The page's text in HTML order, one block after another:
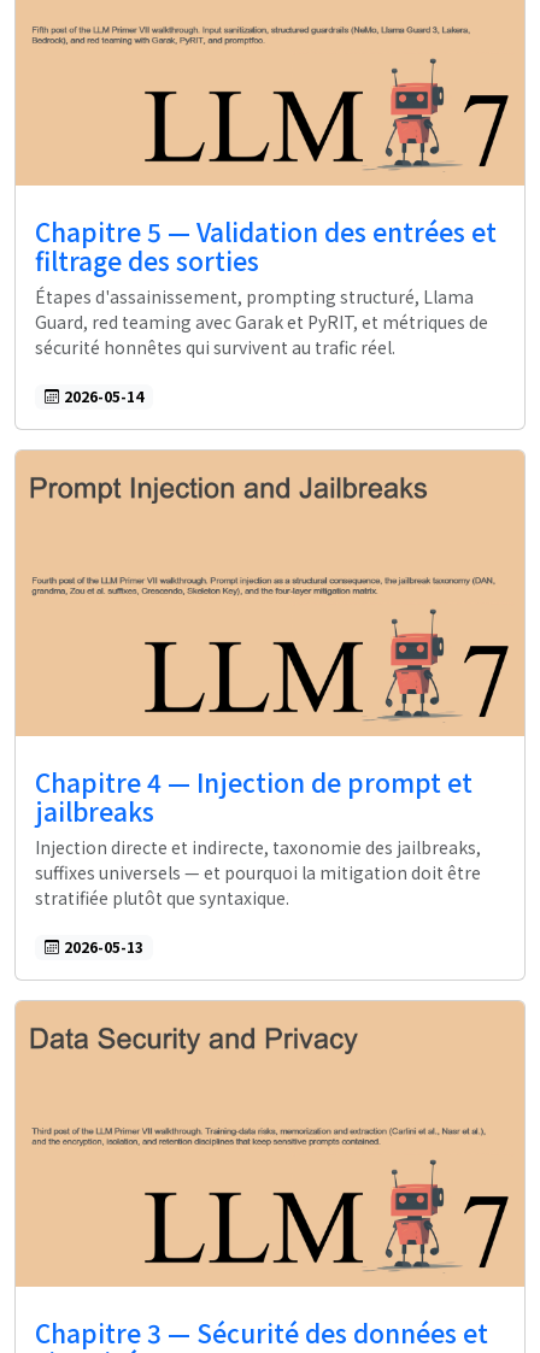
Chapitre 5 — Validation des entrées et
filtrage des sorties
Étapes d'assainissement, prompting structuré, Llama
Guard, red teaming avec Garak et PyRIT, et métriques de
sécurité honnêtes qui survivent au trafic réel.
2026-05-14
Chapitre 4 — Injection de prompt et
jailbreaks
Injection directe et indirecte, taxonomie des jailbreaks,
suffixes universels — et pourquoi la mitigation doit être
stratifiée plutôt que syntaxique.
2026-05-13
Chapitre 3 — Sécurité des données et